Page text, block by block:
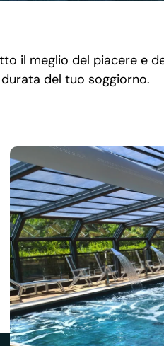
il meglio del piacere e
del tuo soggiorno.